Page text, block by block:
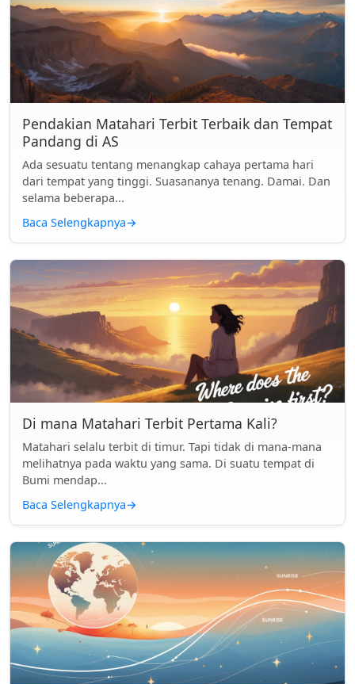
Pendakian Matahari Terbit Terbaik dan Tempat
Pandang di AS
Ada sesuatu tentang menangkap cahaya pertama hari
dari tempat yang tinggi. Suasananya tenang. Damai. Dan
selama beberapa...
Baca Selengkapnya→
Di mana Matahari Terbit Pertama Kali?
Matahari selalu terbit di timur. Tapi tidak di mana-mana
melihatnya pada waktu yang sama. Di suatu tempat di
Bumi mendap...
Baca Selengkapnya→